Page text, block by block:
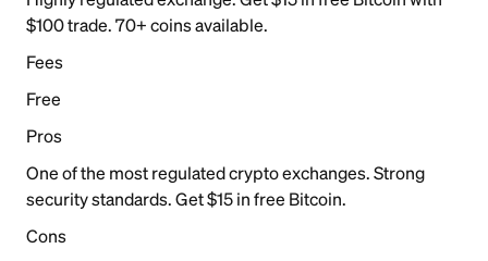
$100 trade. 70+ coins available.
Fees
Free
Pros
One of the most regulated crypto exchanges. Strong
security standards. Get $15 in free Bitcoin.
Cons